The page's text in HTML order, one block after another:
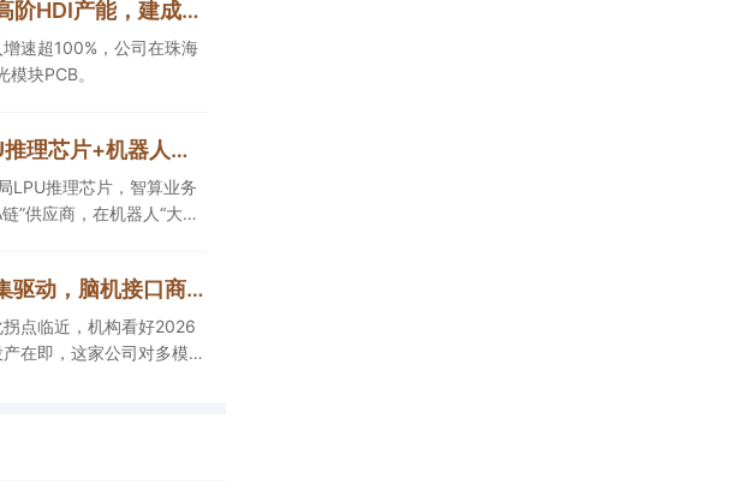
【机构调研】这家PCB供应商加码高阶HDI产能，建成三条mSAP产线
速超100%，公司在珠海
块PCB。
【机构龙虎榜解读】算力租赁+LPU推理芯片+机器人，精准布局LPU推理芯片，智算业务已成为利润增长的核心来源，成为智元首批“A链”供应商，在机器人“大小脑”控制器领域已有客户订单落地，这家公司获净买入
推理芯片，智算业务
”供应商，在机器人“大小
分类分级产品获得市场高
【电报解读】政策、临床、技术密集驱动，脑机接口商业化拐点临近，机构看好2026年是植入式脑机接口量产元年，国产产线或投产在即，这家公司对多模态人机交互系统集成关键技术进行了研发
点临近，机构看好2026
在即，这家公司对多模态